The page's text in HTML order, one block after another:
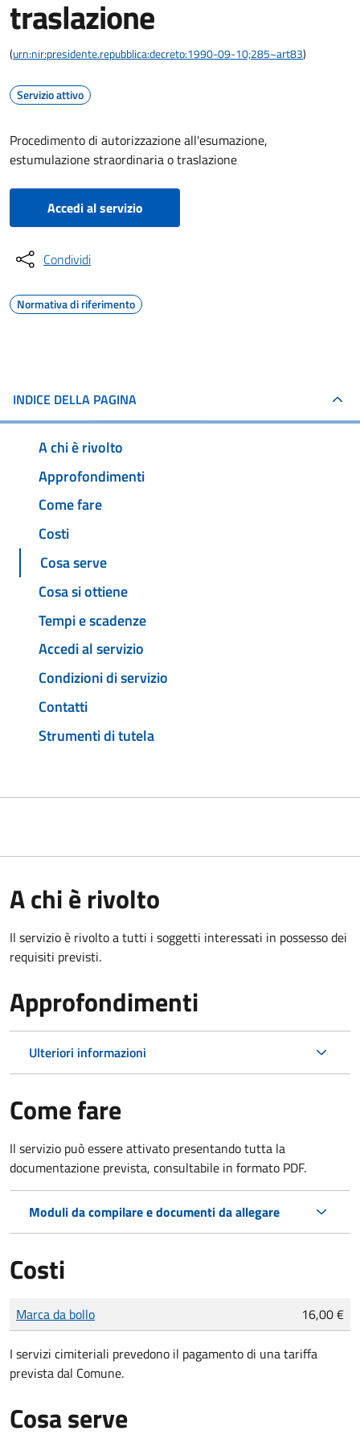
traslazione
(urn:nir:presidente.repubblica:decreto:1990-09-10;285~art83)
Servizio attivo
Procedimento di autorizzazione all'esumazione,
estumulazione straordinaria o traslazione
Accedi al servizio
Condividi
Normativa di riferimento
INDICE DELLA PAGINA
A chi è rivolto
Approfondimenti
Come fare
Costi
Cosa serve
Cosa si ottiene
Tempi e scadenze
Accedi al servizio
Condizioni di servizio
Contatti
Strumenti di tutela
A chi è rivolto
Il servizio è rivolto a tutti i soggetti interessati in possesso dei
requisiti previsti.
Approfondimenti
Ulteriori informazioni
Come fare
Il servizio può essere attivato presentando tutta la
documentazione prevista, consultabile in formato PDF.
Moduli da compilare e documenti da allegare
Costi
Tipo di pagamento
Importo
Marca da bollo 16,00 €
I servizi cimiteriali prevedono il pagamento di una tariffa
prevista dal Comune.
Cosa serve